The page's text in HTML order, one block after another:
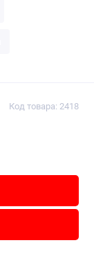
Код товара: 2418